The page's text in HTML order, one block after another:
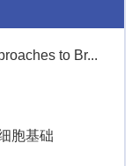
to Br...
胞基础